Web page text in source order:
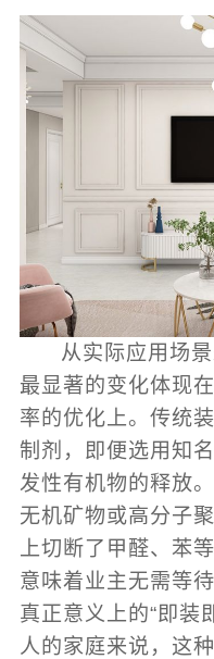
从实际应用场
最显著的变化体现
率的优化上。传统
制剂，即便选用知
发性有机物的释放
无机矿物或高分子
上切断了甲醛、苯
意味着业主无需等
真正意义上的“即装
人的家庭来说，这